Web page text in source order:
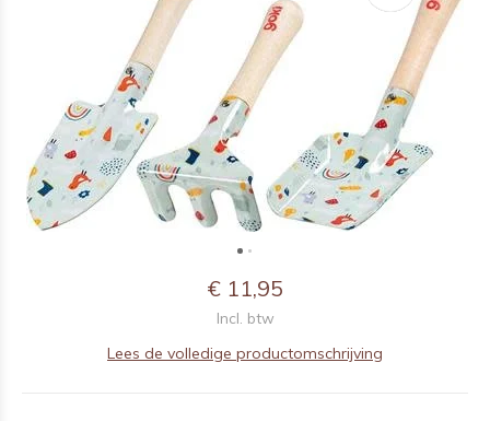
€ 11,95
Incl. btw
Lees de volledige productomschrijving